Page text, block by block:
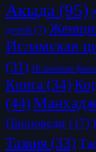
Акыда (95)
детей (7)
Исламская
(31) Исламские
Книга (34)
(44)
Проповеди (17)
Тазкия (33)